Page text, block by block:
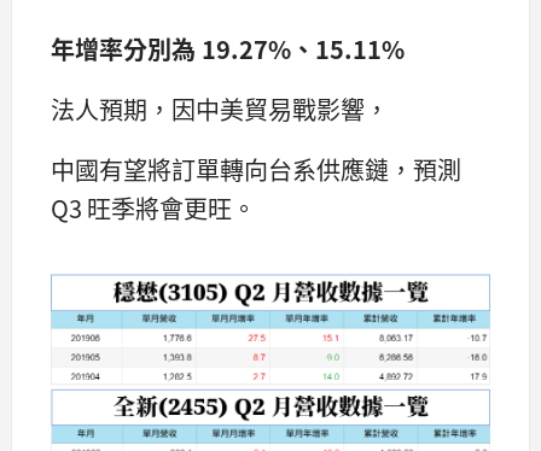
年增率分別為 19.27%、15.11%
法人預期，因中美貿易戰影響，
中國有望將訂單轉向台系供應鏈，預測
Q3 旺季將會更旺。